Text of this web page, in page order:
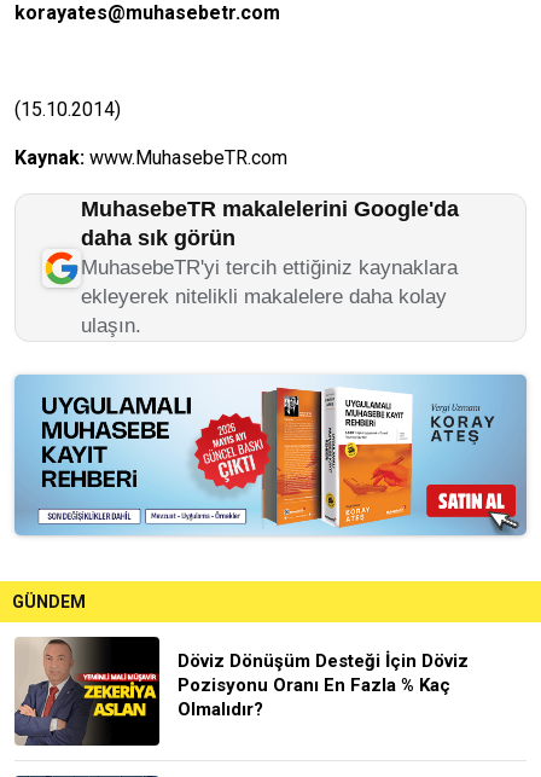
korayates@muhasebetr.com
(15.10.2014)
Kaynak: www.MuhasebeTR.com
MuhasebeTR makalelerini Google'da
daha sık görün
MuhasebeTR'yi tercih ettiğiniz kaynaklara
ekleyerek nitelikli makalelere daha kolay
ulaşın.
GÜNDEM
Döviz Dönüşüm Desteği İçin Döviz
Pozisyonu Oranı En Fazla % Kaç
Olmalıdır?